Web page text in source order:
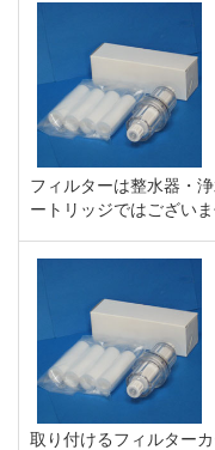
フィルターは整水器・
ートリッジではございま
取り付けるフィルター